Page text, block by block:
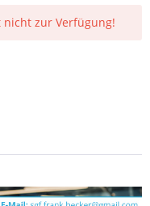
zur Verfügung!